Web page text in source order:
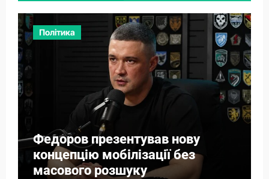
Політика
Федоров презентував нову
концепцію мобілізації без
масового розшуку